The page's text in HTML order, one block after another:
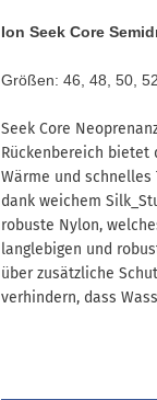
Ion Seek Core
Größen: 46, 48, 50,
Seek Core
Rückenbereich bietet
Wärme und
dank weichem
robuste Nylon,
langlebigen und
über zusätzliche
verhindern, dass